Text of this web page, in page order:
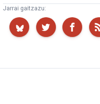
Jarrai gaitzazu: